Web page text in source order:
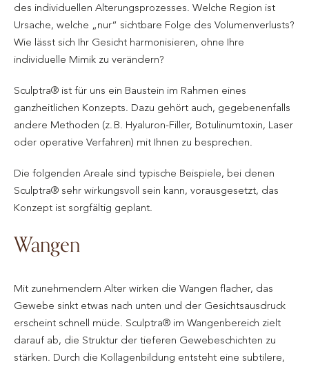
des individuellen Alterungsprozesses. Welche Region ist
Ursache, welche „nur“ sichtbare Folge des Volumenverlusts?
Wie lässt sich Ihr Gesicht harmonisieren, ohne Ihre
individuelle Mimik zu verändern?
Sculptra® ist für uns ein Baustein im Rahmen eines
ganzheitlichen Konzepts. Dazu gehört auch, gegebenenfalls
andere Methoden (z. B. Hyaluron-Filler, Botulinumtoxin, Laser
oder operative Verfahren) mit Ihnen zu besprechen.
Die folgenden Areale sind typische Beispiele, bei denen
Sculptra® sehr wirkungsvoll sein kann, vorausgesetzt, das
Konzept ist sorgfältig geplant.
Wangen
Mit zunehmendem Alter wirken die Wangen flacher, das
Gewebe sinkt etwas nach unten und der Gesichtsausdruck
erscheint schnell müde. Sculptra® im Wangenbereich zielt
darauf ab, die Struktur der tieferen Gewebeschichten zu
stärken. Durch die Kollagenbildung entsteht eine subtilere,